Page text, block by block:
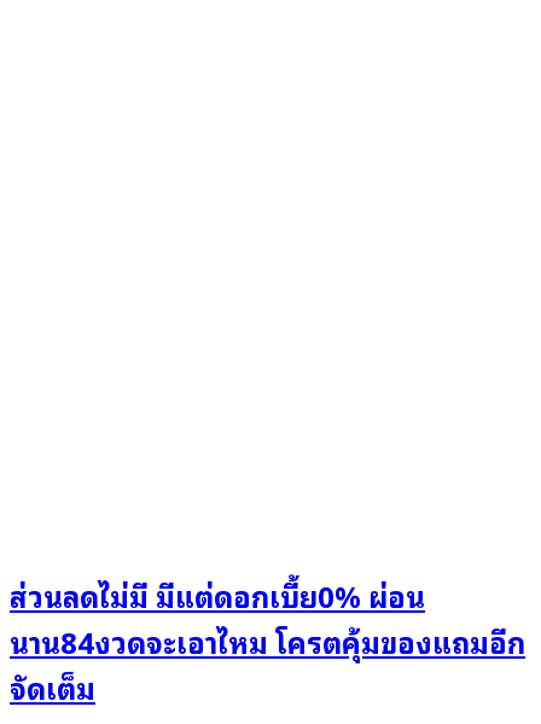
ส่วนลดไม่มี มีแต่ดอกเบี้ย0% ผ่อน
นาน84งวดจะเอาไหม โครตคุ้มของแถมอีก
จัดเต็ม